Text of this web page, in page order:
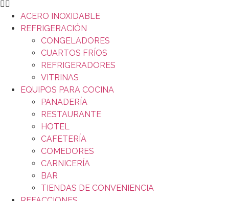
ACERO INOXIDABLE
REFRIGERACIÓN
CONGELADORES
CUARTOS FRÍOS
REFRIGERADORES
VITRINAS
EQUIPOS PARA COCINA
PANADERÍA
RESTAURANTE
HOTEL
CAFETERÍA
COMEDORES
CARNICERÍA
BAR
TIENDAS DE CONVENIENCIA